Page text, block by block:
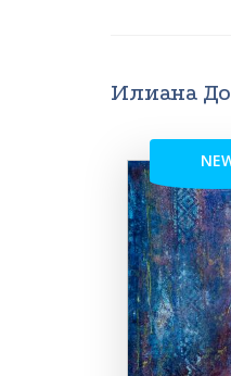
Илиана